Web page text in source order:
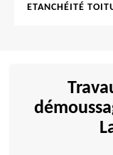
ETANCHÉITÉ